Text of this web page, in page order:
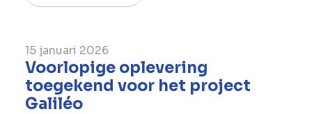
15 januari 2026
Voorlopige oplevering
toegekend voor het project
Galiléo